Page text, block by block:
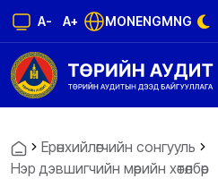
A- A+ MONENGMNG
Ерөнхийлөгчийн сонгууль
Нэр дэвшигчийн мөрийн хөтөлбөр